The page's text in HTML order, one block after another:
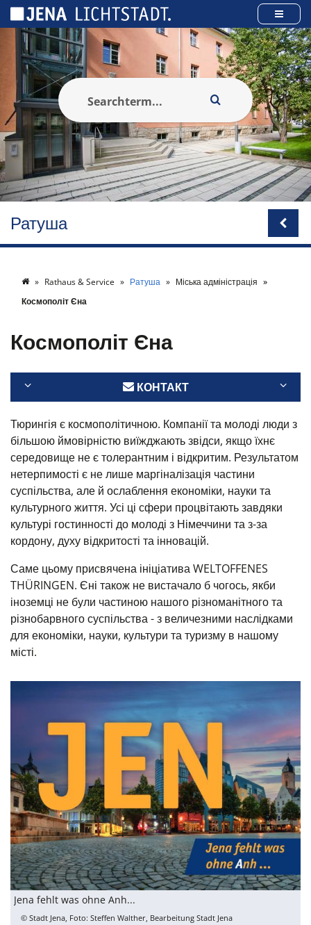
Ратуша
Rathaus & Service Ратуша
Міська адміністрація
Космополіт Єна
Космополіт Єна
КОНТАКТ
Тюрингія є космополітичною. Компанії та молоді люди з
більшою ймовірністю виїжджають звідси, якщо їхнє
середовище не є толерантним і відкритим. Результатом
нетерпимості є не лише маргіналізація частини
суспільства, але й ослаблення економіки, науки та
культурного життя. Усі ці сфери процвітають завдяки
культурі гостинності до молоді з Німеччини та з-за
кордону, духу відкритості та інновацій.
Саме цьому присвячена ініціатива WELTOFFENES
THÜRINGEN. Єні також не вистачало б чогось, якби
іноземці не були частиною нашого різноманітного та
різнобарвного суспільства - з величезними наслідками
для економіки, науки, культури та туризму в нашому
місті.
Jena fehlt was ohne Anh...
© Stadt Jena, Foto: Steffen Walther, Bearbeitung Stadt Jena
Панель керування кукі